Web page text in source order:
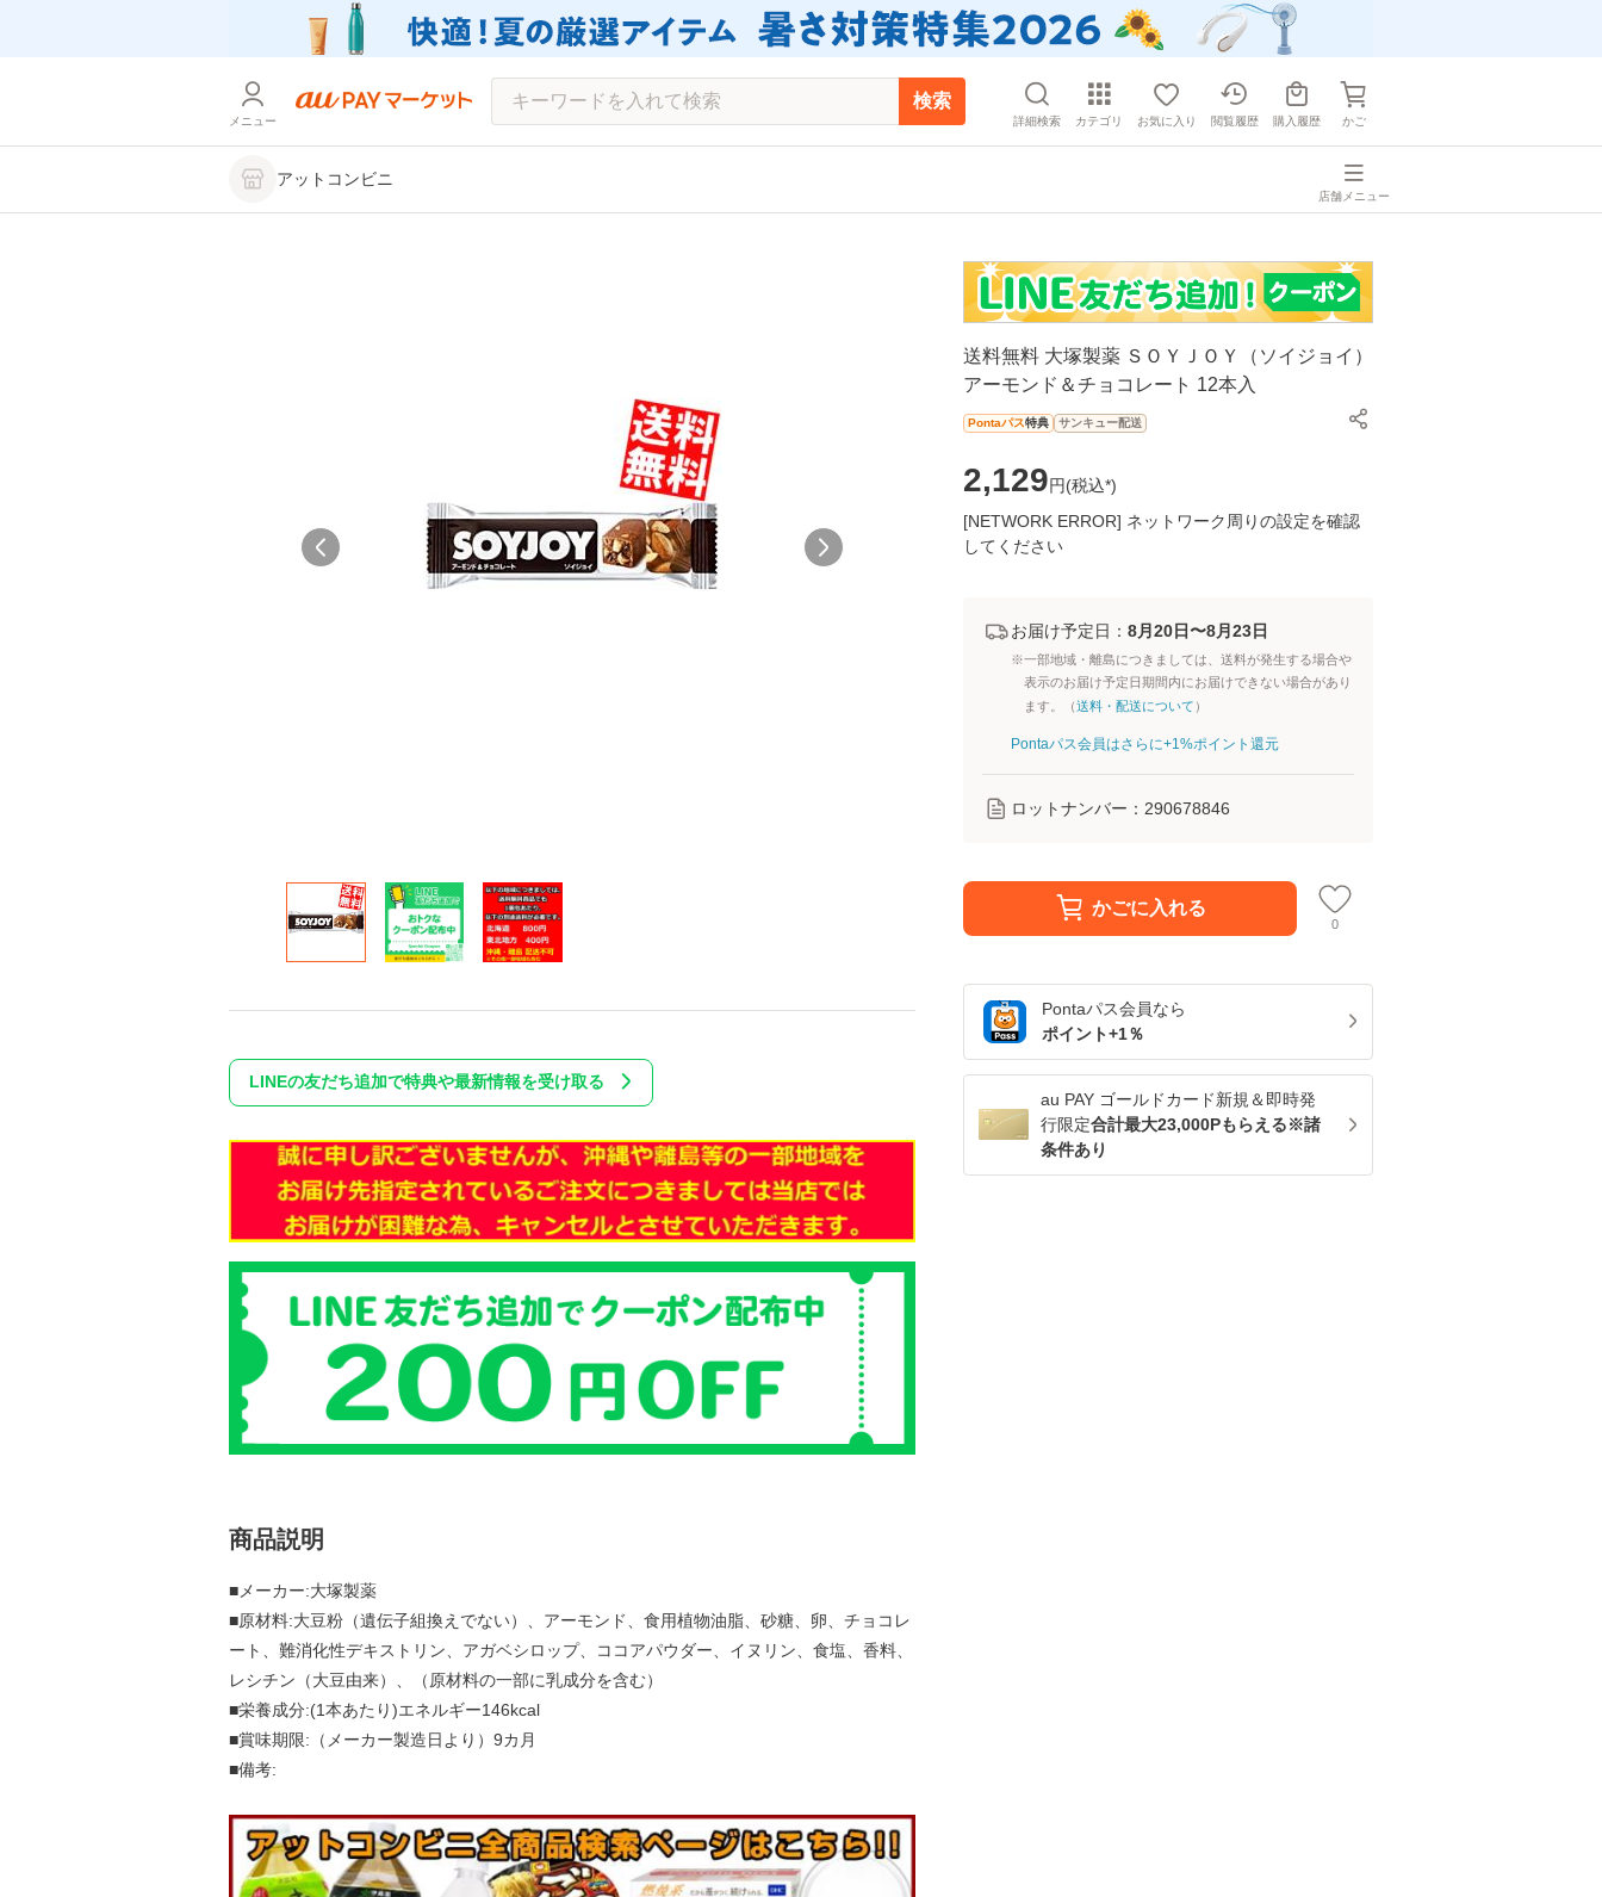
メニュー
検索
詳細検索 カテゴリ お気に入り 閲覧履歴 購入履歴 かご
アットコンビニ
店舗メニュー
送料無料 大塚製薬 ＳＯＹＪＯＹ（ソイジョイ）
アーモンド＆チョコレート 12本入
Pontaパス特典 サンキュー配送
2,129円(税込*)
[NETWORK ERROR] ネットワーク周りの設定を確認
してください
お届け予定日： 8月20日〜8月23日
※一部地域・離島につきましては、送料が発生する場合や
表示のお届け予定日期間内にお届けできない場合があり
ます。（送料・配送について ）
Pontaパス会員はさらに+1%ポイント還元
ロットナンバー： 290678846
かごに入れる
0
Pontaパス会員なら
ポイント+1％
au PAY ゴールドカード新規＆即時発
行限定合計最大23,000Pもらえる※諸
条件あり
LINEの友だち追加で特典や最新情報を受け取る
商品説明
■メーカー:大塚製薬
■原材料:大豆粉（遺伝子組換えでない）、アーモンド、食用植物油脂、砂糖、卵、チョコレ
ート、難消化性デキストリン、アガベシロップ、ココアパウダー、イヌリン、食塩、香料、
レシチン（大豆由来）、（原材料の一部に乳成分を含む）
■栄養成分:(1本あたり)エネルギー146kcal
■賞味期限:（メーカー製造日より）9カ月
■備考: